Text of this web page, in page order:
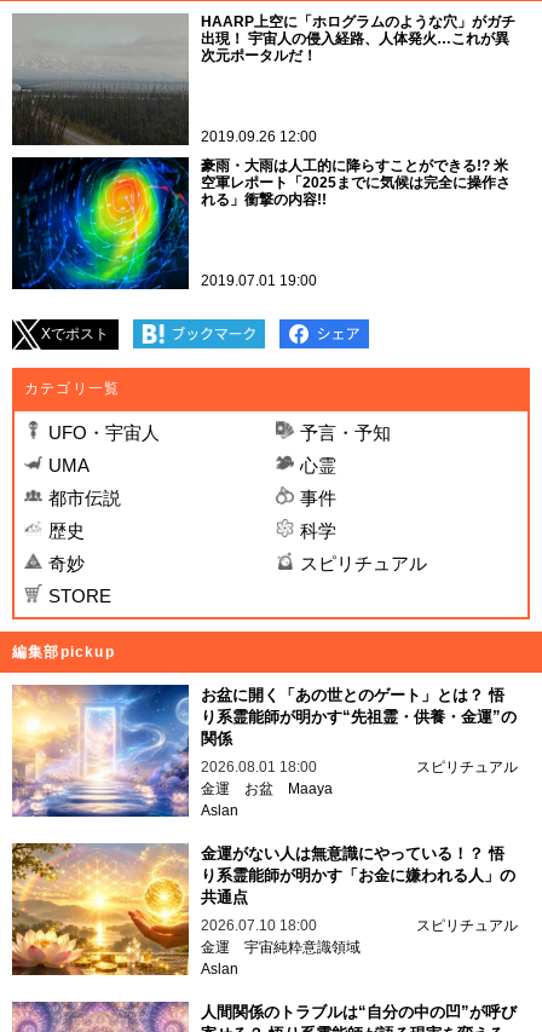
HAARP上空に「ホログラムのような穴」がガチ
出現！ 宇宙人の侵入経路、人体発火…これが異
次元ポータルだ！
2019.09.26 12:00
豪雨・大雨は人工的に降らすことができる!? 米
空軍レポート「2025までに気候は完全に操作さ
れる」衝撃の内容!!
2019.07.01 19:00
Xでポスト
カテゴリ一覧
UFO・宇宙人
予言・予知
UMA
心霊
都市伝説
事件
歴史
科学
奇妙
スピリチュアル
STORE
編集部pickup
お盆に開く「あの世とのゲート」とは？ 悟
り系霊能師が明かす“先祖霊・供養・金運”の
関係
2026.08.01 18:00
スピリチュアル
金運
お盆
Maaya
Aslan
金運がない人は無意識にやっている！？ 悟
り系霊能師が明かす「お金に嫌われる人」の
共通点
2026.07.10 18:00
スピリチュアル
金運 宇宙純粋意識領域
Aslan
人間関係のトラブルは“自分の中の凹”が呼び